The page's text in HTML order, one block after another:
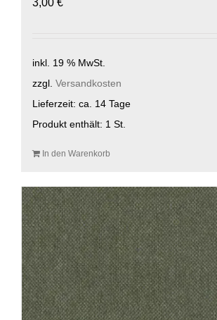
3,00 €
inkl. 19 % MwSt.
zzgl. Versandkosten
Lieferzeit: ca. 14 Tage
Produkt enthält: 1 St.
In den Warenkorb